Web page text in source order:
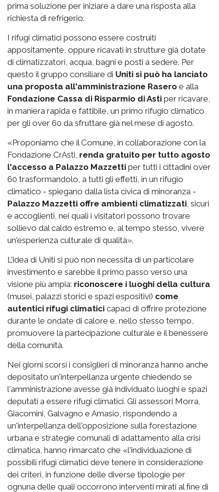
prima soluzione per iniziare a dare una risposta alla
richiesta di refrigerio.
I rifugi climatici possono essere costruiti
appositamente, oppure ricavati in strutture già dotate
di climatizzatori, acqua, bagni e posti a sedere. Per
questo il gruppo consiliare di Uniti si può ha lanciato
una proposta all'amministrazione Rasero e alla
Fondazione Cassa di Risparmio di Asti per ricavare,
in maniera rapida e fattibile, un primo rifugio climatico
per gli over 60 da sfruttare già nel mese di agosto.
«Proponiamo che il Comune, in collaborazione con la
Fondazione CrAsti, renda gratuito per tutto agosto
l'accesso a Palazzo Mazzetti per tutti i cittadini over
60 trasformandolo, a tutti gli effetti, in un rifugio
climatico - spiegano dalla lista civica di minoranza -
Palazzo Mazzetti offre ambienti climatizzati , sicuri
e accoglienti, nei quali i visitatori possono trovare
sollievo dal caldo estremo e, al tempo stesso, vivere
un'esperienza culturale di qualità».
L'idea di Uniti si può non necessita di un particolare
investimento e sarebbe il primo passo verso una
visione più ampia: riconoscere i luoghi della cultura
(musei, palazzi storici e spazi espositivi) come
autentici rifugi climatici capaci di offrire protezione
durante le ondate di calore e, nello stesso tempo,
promuovere la partecipazione culturale e il benessere
della comunità.
Nei giorni scorsi i consiglieri di minoranza hanno anche
depositato un'interpellanza urgente chiedendo se
l'amministrazione avesse già individuato luoghi e spazi
deputati a essere rifugi climatici. Gli assessori Morra,
Giacomini, Galvagno e Amasio, rispondendo a
un'interpellanza dell'opposizione sulla forestazione
urbana e strategie comunali di adattamento alla crisi
climatica, hanno rimarcato che «l'individuazione di
possibili rifugi climatici deve tenere in considerazione
dei criteri, in funzione delle diverse tipologie per
ognuna delle quali occorrono interventi mirati al fine di